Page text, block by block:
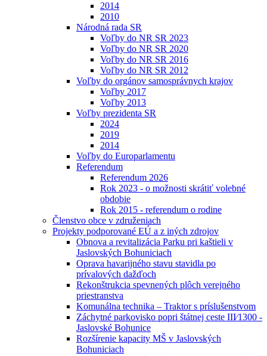
2014
2010
Národná rada SR
Voľby do NR SR 2023
Voľby do NR SR 2020
Voľby do NR SR 2016
Voľby do NR SR 2012
Voľby do orgánov samosprávnych krajov
Voľby 2017
Voľby 2013
Voľby prezidenta SR
2024
2019
2014
Voľby do Europarlamentu
Referendum
Referendum 2026
Rok 2023 - o možnosti skrátiť volebné
obdobie
Rok 2015 - referendum o rodine
Členstvo obce v združeniach
Projekty podporované EÚ a z iných zdrojov
Obnova a revitalizácia Parku pri kaštieli v
Jaslovských Bohuniciach
Oprava havarijného stavu stavidla po
prívalových dažďoch
Rekonštrukcia spevnených plôch verejného
priestranstva
Komunálna technika – Traktor s príslušenstvom
Záchytné parkovisko popri štátnej ceste III⁄1300 -
Jaslovské Bohunice
Rozšírenie kapacity MŠ v Jaslovských
Bohuniciach